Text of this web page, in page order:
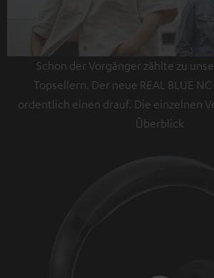
Schon der Vorgänger zählte zu
Topsellern. Der neue REAL BLUE
ordentlich einen drauf. Die einzelnen
Überblick